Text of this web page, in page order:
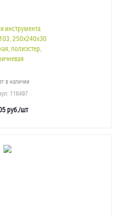
инструмента
250х240х30
полиэстер,
в наличии
: 116497
руб./шт